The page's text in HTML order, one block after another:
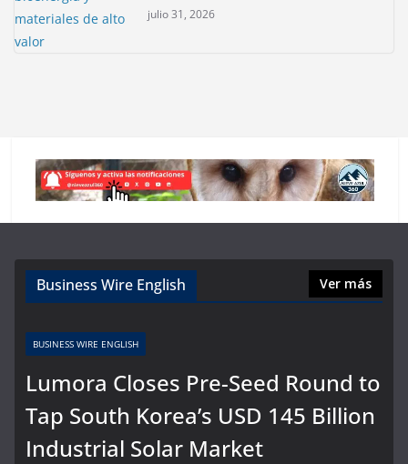
julio 31, 2026
Business Wire English Ver más
BUSINESS WIRE ENGLISH
Lumora Closes Pre-Seed Round to
Tap South Korea’s USD 145 Billion
Industrial Solar Market